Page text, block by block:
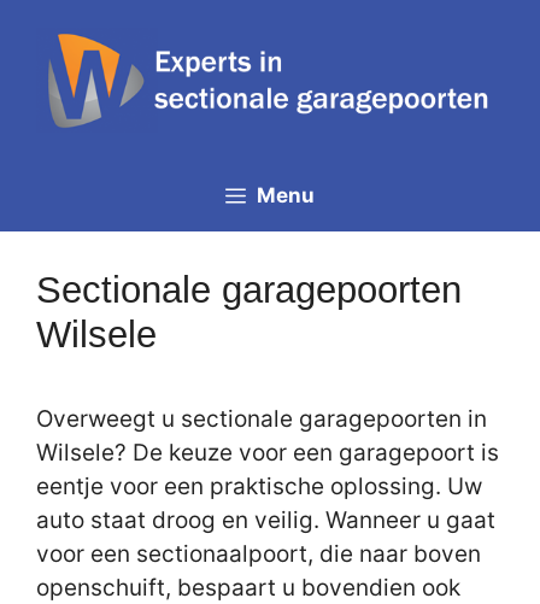
inhoud
Menu
Sectionale garagepoorten
Wilsele
Overweegt u sectionale garagepoorten in
Wilsele? De keuze voor een garagepoort is
eentje voor een praktische oplossing. Uw
auto staat droog en veilig. Wanneer u gaat
voor een sectionaalpoort, die naar boven
openschuift, bespaart u bovendien ook